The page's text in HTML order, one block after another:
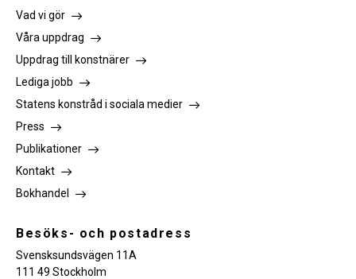
Vad vi gör
Våra uppdrag
Uppdrag till konstnärer
Lediga jobb
Statens konstråd i sociala medier
Press
Publikationer
Kontakt
Bokhandel
Besöks- och postadress
Svensksundsvägen 11A
111 49 Stockholm